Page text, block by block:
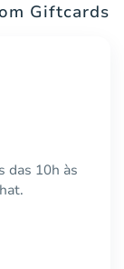
Giftcards
das 10h às